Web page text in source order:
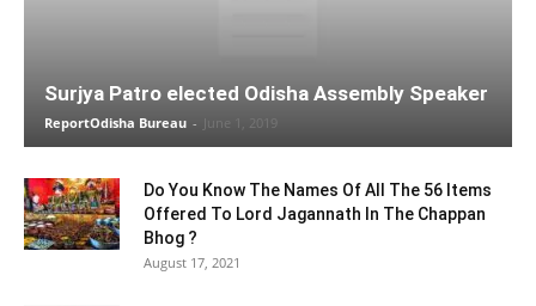
Surjya Patro elected Odisha Assembly Speaker
ReportOdisha Bureau - June 1, 2019
Do You Know The Names Of All The 56 Items
Offered To Lord Jagannath In The Chappan
Bhog ?
August 17, 2021